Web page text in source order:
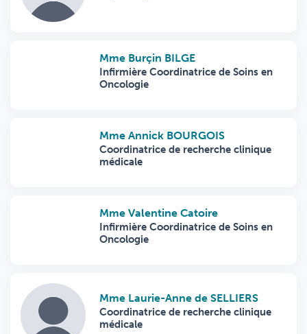
Mme Burçin BILGE
Infirmière Coordinatrice de Soins en
Oncologie
Mme Annick BOURGOIS
Coordinatrice de recherche clinique
médicale
Mme Valentine Catoire
Infirmière Coordinatrice de Soins en
Oncologie
Mme Laurie-Anne de SELLIERS
Coordinatrice de recherche clinique
médicale